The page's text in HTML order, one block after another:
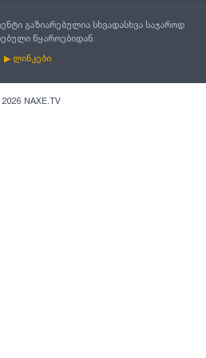
გაზიარებულია სხვადასხვა საჯაროდ
წყაროებიდან.
▶ ლინკები
2026 NAXE.TV